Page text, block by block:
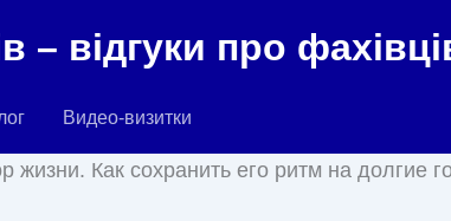
– відгуки про
Видео-визитки
Как сохранить его ритм на долгие